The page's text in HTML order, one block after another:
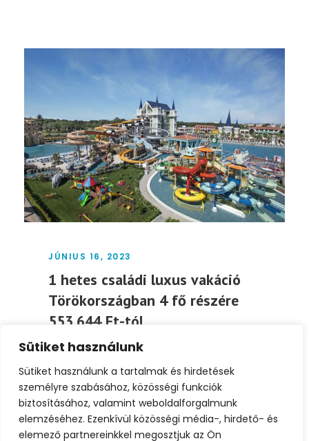
Sütiket használunk
Sütiket használunk a tartalmak és hirdetések
személyre szabásához, közösségi funkciók
biztosításához, valamint weboldalforgalmunk
elemzéséhez. Ezenkívül közösségi média-, hirdető- és
elemező partnereinkkel megosztjuk az Ön
JÚNIUS 16, 2023
1 hetes családi luxus vakáció
Törökországban 4 fő részére
553.644 Ft-tól
1 hetes családi luxus vakáció
Törökországban 4 fő részére 553.644 Ft-tól
Utazás időpontja: 2023. október...
Tovább